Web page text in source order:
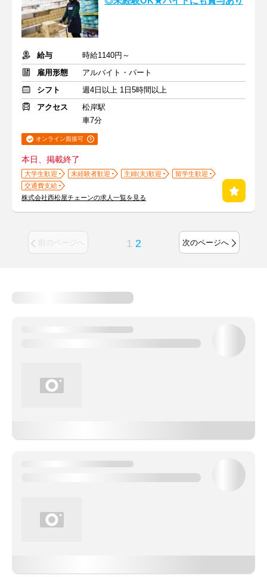
給与
時給1140円～
雇用形態
アルバイト・パート
シフト
週4日以上 1日5時間以上
アクセス
松岸駅
車7分
オンライン面接可
本日、掲載終了
大学生歓迎 未経験者歓迎 主婦(夫)歓迎
留学生歓迎
交通費支給
株式会社西松屋チェーンの求人一覧を見る
前のページへ 1 2 次のページへ